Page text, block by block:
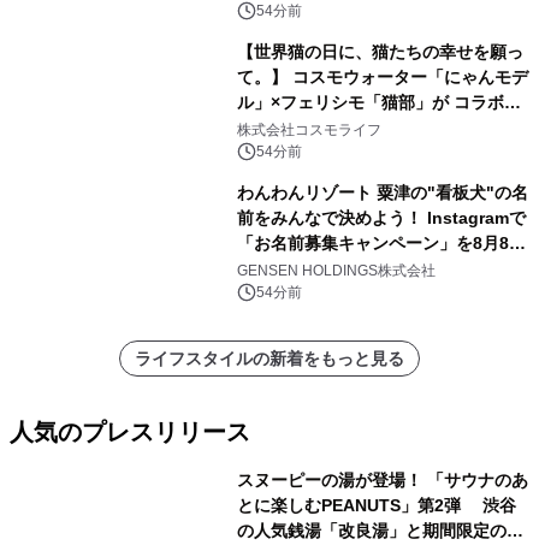
54分前
【世界猫の日に、猫たちの幸せを願っ
て。】 コスモウォーター「にゃんモデ
ル」×フェリシモ「猫部」が コラボキ
ャンペーンを実施
株式会社コスモライフ
54分前
わんわんリゾート 粟津の"看板犬"の名
前をみんなで決めよう！ Instagramで
「お名前募集キャンペーン」を8月8日
(土)より開催
GENSEN HOLDINGS株式会社
54分前
ライフスタイルの新着をもっと見る
人気のプレスリリース
スヌーピーの湯が登場！ 「サウナのあ
とに楽しむPEANUTS」第2弾 渋谷
の人気銭湯「改良湯」と期間限定のコ